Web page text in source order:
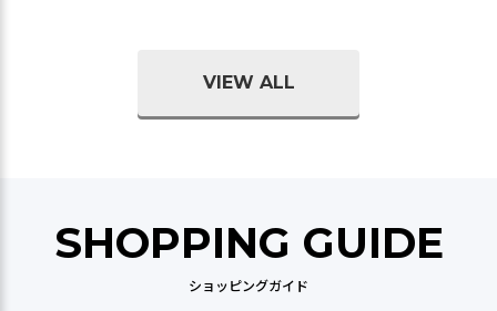
VIEW ALL
SHOPPING GUIDE
ショッピングガイド